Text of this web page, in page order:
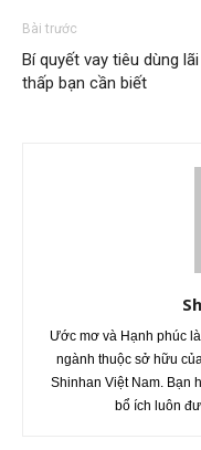
Bài trước
Bí quyết vay tiêu dùng
thấp bạn cần biết
Ước mơ và Hạnh phúc
ngành thuộc sở hữu
Shinhan Việt Nam. Bạn
bổ ích luôn